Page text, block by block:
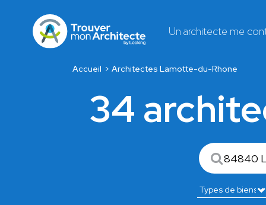
Un architecte me
Accueil Architectes Lamotte-du-Rhone
34